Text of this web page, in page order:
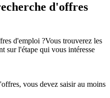
d'offres
d'emploi ?Vous trouverez les
sur l'étape qui vous intéresse
vous devez saisir au moins